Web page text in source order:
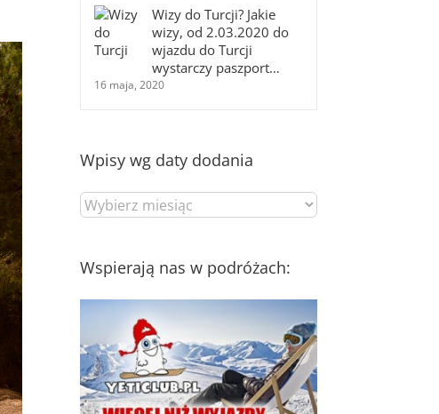
Wizy do Turcji? Jakie
wizy, od 2.03.2020 do
wjazdu do Turcji
wystarczy paszport…
16 maja, 2020
Wpisy wg daty dodania
Wpisy
wg
Wspierają nas w podróżach: